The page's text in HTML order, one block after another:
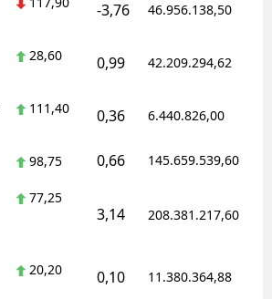
-3,76 46.956.138,50
28,60 0,99 42.209.294,62
111,40 0,36 6.440.826,00
98,75 0,66 145.659.539,60
77,25
3,14 208.381.217,60
20,20 0,10 11.380.364,88